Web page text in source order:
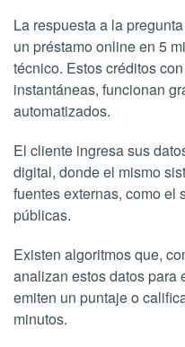
La respuesta a la
un préstamo online en 5
técnico. Estos créditos
instantáneas, funcionan
automatizados.
El cliente ingresa sus
digital, donde el mismo
fuentes externas, como el
públicas.
Existen algoritmos que,
analizan estos datos para
emiten un puntaje o
minutos.